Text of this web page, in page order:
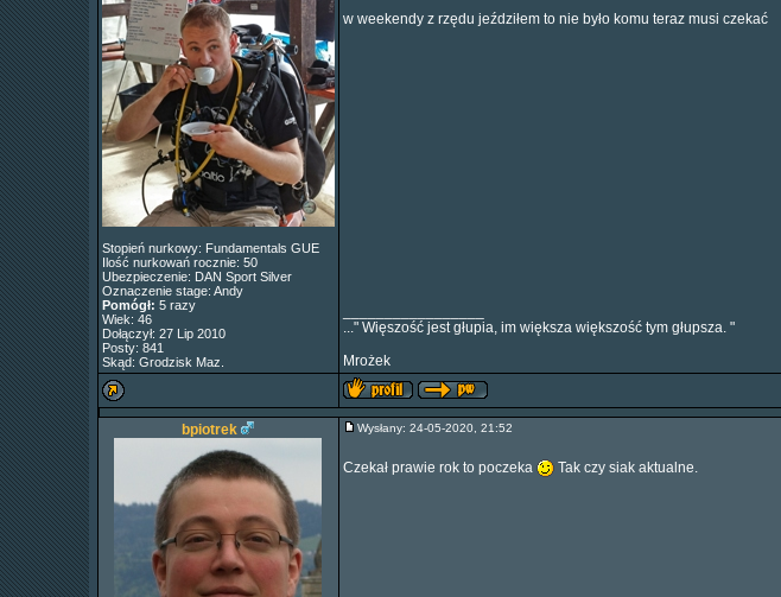
Stopień nurkowy: Fundamentals GUE
Ilość nurkowań rocznie: 50
Ubezpieczenie: DAN Sport Silver
Oznaczenie stage: Andy
Pomógł: 5 razy
Wiek: 46
Dołączył: 27 Lip 2010
Posty: 841
Skąd: Grodzisk Maz.
w weekendy z rzędu jeździłem to nie było komu teraz musi czekać
..." Więszość jest głupia, im większa większość tym głupsza. "
Mrożek
bpiotrek Wysłany: 24-05-2020, 21:52
Czekał prawie rok to poczeka Tak czy siak aktualne.